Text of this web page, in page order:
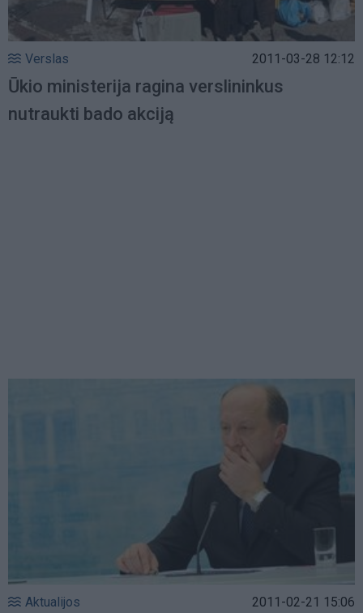
Verslas 2011-03-28 12:12
Ūkio ministerija ragina verslininkus
nutraukti bado akciją
Aktualijos 2011-02-21 15:06